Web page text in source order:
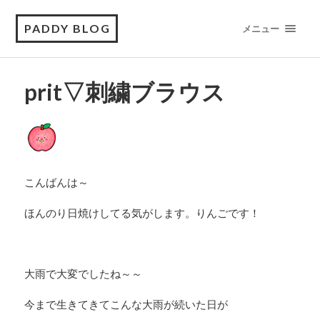
PADDY BLOG メニュー
prit▽刺繍ブラウス
こんばんは～
ほんのり日焼けしてる気がします。りんごです！
大雨で大変でしたね～～
今まで生きてきてこんな大雨が続いた日が